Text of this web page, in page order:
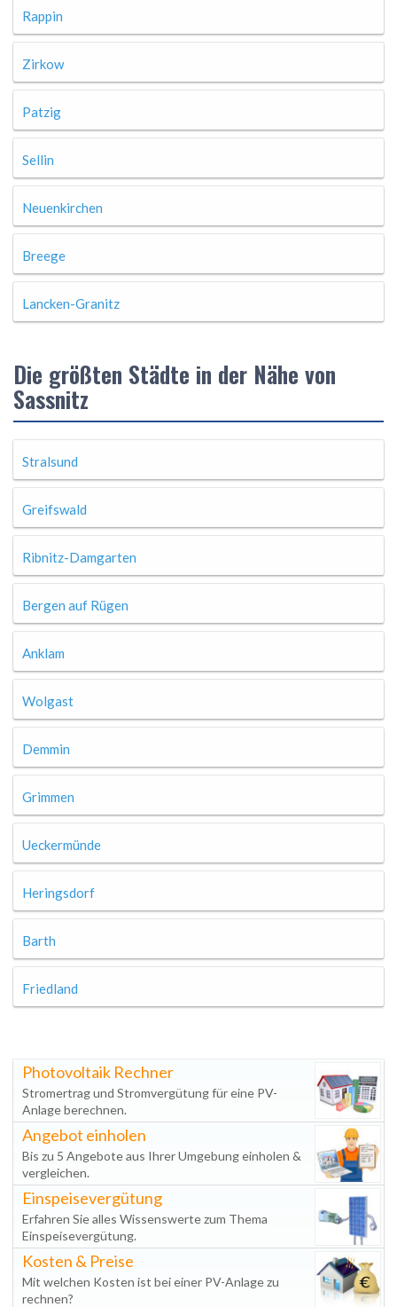
Rappin
Zirkow
Patzig
Sellin
Neuenkirchen
Breege
Lancken-Granitz
Die größten Städte in der Nähe von
Sassnitz
Stralsund
Greifswald
Ribnitz-Damgarten
Bergen auf Rügen
Anklam
Wolgast
Demmin
Grimmen
Ueckermünde
Heringsdorf
Barth
Friedland
Photovoltaik Rechner
Stromertrag und Stromvergütung für eine PV-
Anlage berechnen.
Angebot einholen
Bis zu 5 Angebote aus Ihrer Umgebung einholen &
vergleichen.
Einspeisevergütung
Erfahren Sie alles Wissenswerte zum Thema
Einspeisevergütung.
Kosten & Preise
Mit welchen Kosten ist bei einer PV-Anlage zu
rechnen?